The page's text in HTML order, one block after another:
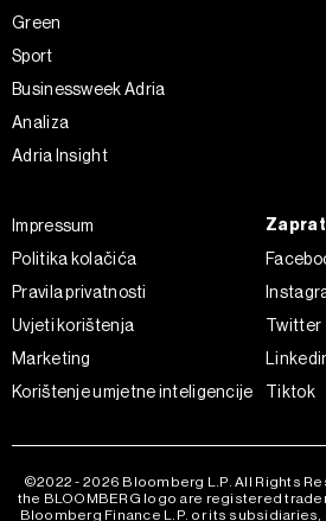
Green
Sport
Businessweek Adria
Analiza
Adria Insight
Impressum
Politika kolačića
Pravila privatnosti
Uvjeti korištenja
Marketing
Korištenje umjetne inteligencije
Twitter
Tiktok
©2022 - 2026 Bloomberg L.P. All Rights
the BLOOMBERG logo are registered
Bloomberg Finance L.P. or its